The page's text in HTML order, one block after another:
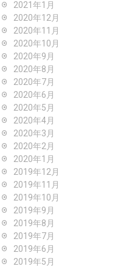
2021年1月
2020年12月
2020年11月
2020年10月
2020年9月
2020年8月
2020年7月
2020年6月
2020年5月
2020年4月
2020年3月
2020年2月
2020年1月
2019年12月
2019年11月
2019年10月
2019年9月
2019年8月
2019年7月
2019年6月
2019年5月